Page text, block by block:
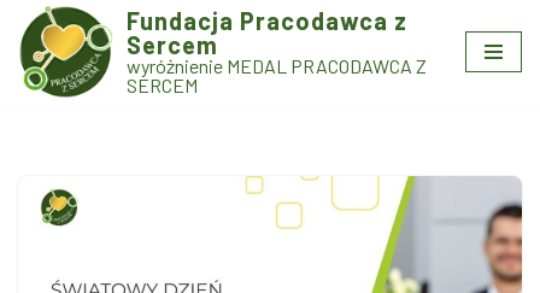
Przejdź
do
Fundacja Pracodawca z
Sercem
wyróżnienie MEDAL PRACODAWCA Z
SERCEM